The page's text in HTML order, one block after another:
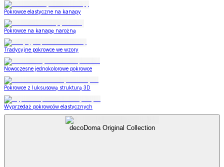
Pokrowce elastyczne na kanapy
Pokrowce na kanapę narożną
Tradycyjne pokrowce we wzory
Nowoczesne jednokolorowe pokrowce
Pokrowce z luksusową strukturą 3D
Wyprzedaż pokrowców elastycznych
decoDoma Original Collection